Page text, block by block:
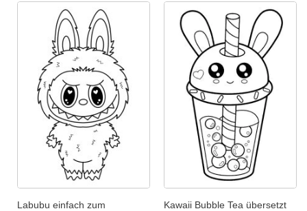
Labubu einfach zum
Kawaii Bubble Tea übersetzt